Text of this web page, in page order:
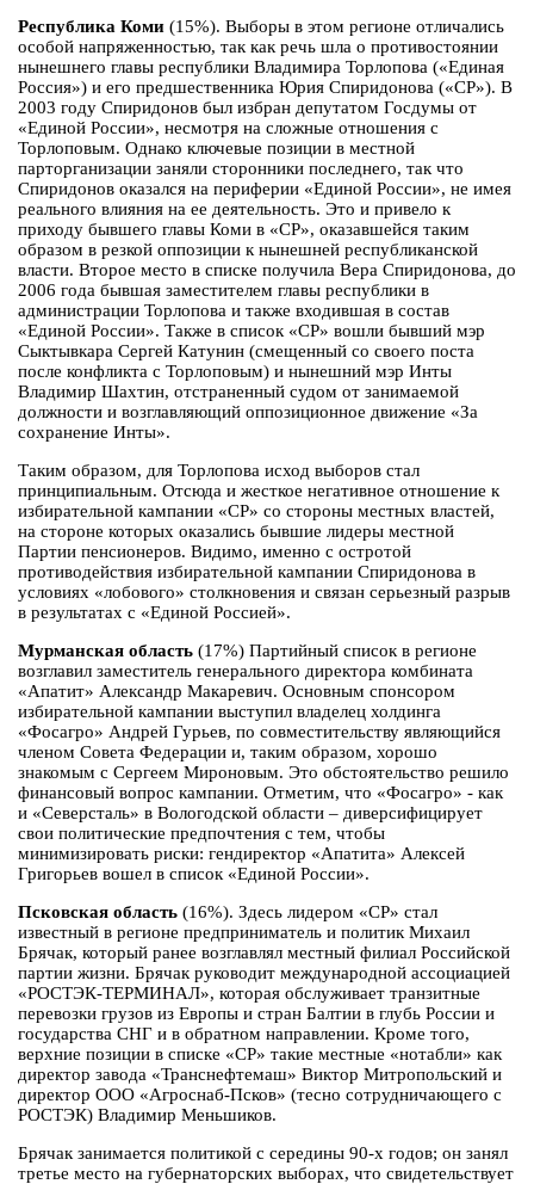
Республика Коми (15%). Выборы в этом регионе отличались
особой напряженностью, так как речь шла о противостоянии
нынешнего главы республики Владимира Торлопова («Единая
Россия») и его предшественника Юрия Спиридонова («СР»). В
2003 году Спиридонов был избран депутатом Госдумы от
«Единой России», несмотря на сложные отношения с
Торлоповым. Однако ключевые позиции в местной
парторганизации заняли сторонники последнего, так что
Спиридонов оказался на периферии «Единой России», не имея
реального влияния на ее деятельность. Это и привело к
приходу бывшего главы Коми в «СР», оказавшейся таким
образом в резкой оппозиции к нынешней республиканской
власти. Второе место в списке получила Вера Спиридонова, до
2006 года бывшая заместителем главы республики в
администрации Торлопова и также входившая в состав
«Единой России». Также в список «СР» вошли бывший мэр
Сыктывкара Сергей Катунин (смещенный со своего поста
после конфликта с Торлоповым) и нынешний мэр Инты
Владимир Шахтин, отстраненный судом от занимаемой
должности и возглавляющий оппозиционное движение «За
сохранение Инты».
Таким образом, для Торлопова исход выборов стал
принципиальным. Отсюда и жесткое негативное отношение к
избирательной кампании «СР» со стороны местных властей,
на стороне которых оказались бывшие лидеры местной
Партии пенсионеров. Видимо, именно с остротой
противодействия избирательной кампании Спиридонова в
условиях «лобового» столкновения и связан серьезный разрыв
в результатах с «Единой Россией».
Мурманская область (17%) Партийный список в регионе
возглавил заместитель генерального директора комбината
«Апатит» Александр Макаревич. Основным спонсором
избирательной кампании выступил владелец холдинга
«Фосагро» Андрей Гурьев, по совместительству являющийся
членом Совета Федерации и, таким образом, хорошо
знакомым с Сергеем Мироновым. Это обстоятельство решило
финансовый вопрос кампании. Отметим, что «Фосагро» - как
и «Северсталь» в Вологодской области – диверсифицирует
свои политические предпочтения с тем, чтобы
минимизировать риски: гендиректор «Апатита» Алексей
Григорьев вошел в список «Единой России».
Псковская область (16%). Здесь лидером «СР» стал
известный в регионе предприниматель и политик Михаил
Брячак, который ранее возглавлял местный филиал Российской
партии жизни. Брячак руководит международной ассоциацией
«РОСТЭК-ТЕРМИНАЛ», которая обслуживает транзитные
перевозки грузов из Европы и стран Балтии в глубь России и
государства СНГ и в обратном направлении. Кроме того,
верхние позиции в списке «СР» такие местные «нотабли» как
директор завода «Транснефтемаш» Виктор Митропольский и
директор ООО «Агроснаб-Псков» (тесно сотрудничающего с
РОСТЭК) Владимир Меньшиков.
Брячак занимается политикой с середины 90-х годов; он занял
третье место на губернаторских выборах, что свидетельствует